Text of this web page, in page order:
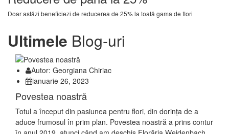
Doar astăzi beneficiezi de reducerea de 25% la toată gama de flori
Ultimele Blog-uri
Autor: Georgiana Chiriac
ianuarie 26, 2023
Povestea noastră
Totul a început din pasiunea pentru flori, din dorința de a
aduce frumosul în prim plan. Povestea noastră a prins contur